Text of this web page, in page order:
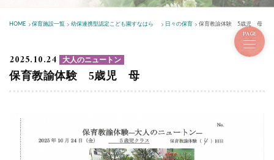
HOME 保育施設一覧 幼保連携型認定こども園すなはら 日々の保育 保育教諭体験 5歳児 母
PAGE
2025.10.24 大人のニュートン
保育教諭体験 5歳児 母